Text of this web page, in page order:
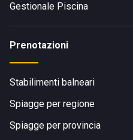
Gestionale Piscina
Prenotazioni
Stabilimenti balneari
Spiagge per regione
Spiagge per provincia